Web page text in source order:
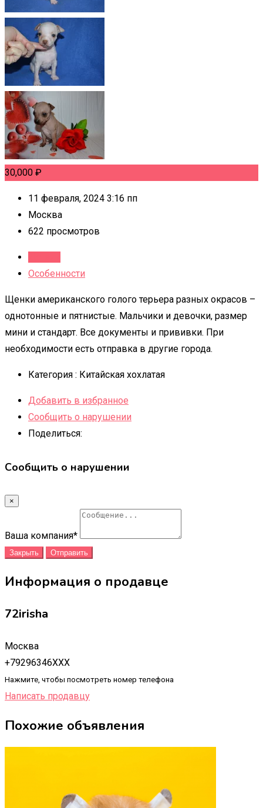
30,000 ₽
11 февраля, 2024 3:16 пп
Москва
622 просмотров
Особенности
Щенки американского голого терьера разных окрасов –
однотонные и пятнистые. Мальчики и девочки, размер
мини и стандарт. Все документы и прививки. При
необходимости есть отправка в другие города.
Категория : Китайская хохлатая
Добавить в избранное
Сообщить о нарушении
Поделиться:
Сообщить о нарушении
×
Ваша компания*
Закрыть Отправить
Информация о продавце
72irisha
Москва
+79296346XXX
Нажмите, чтобы посмотреть номер телефона
Написать продавцу
Похожие объявления